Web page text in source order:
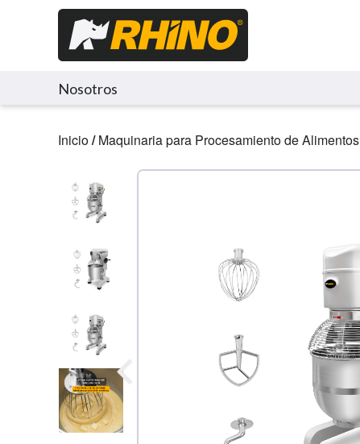
Nosotros
Inicio/Maquinaria para Procesamiento de Alimentos